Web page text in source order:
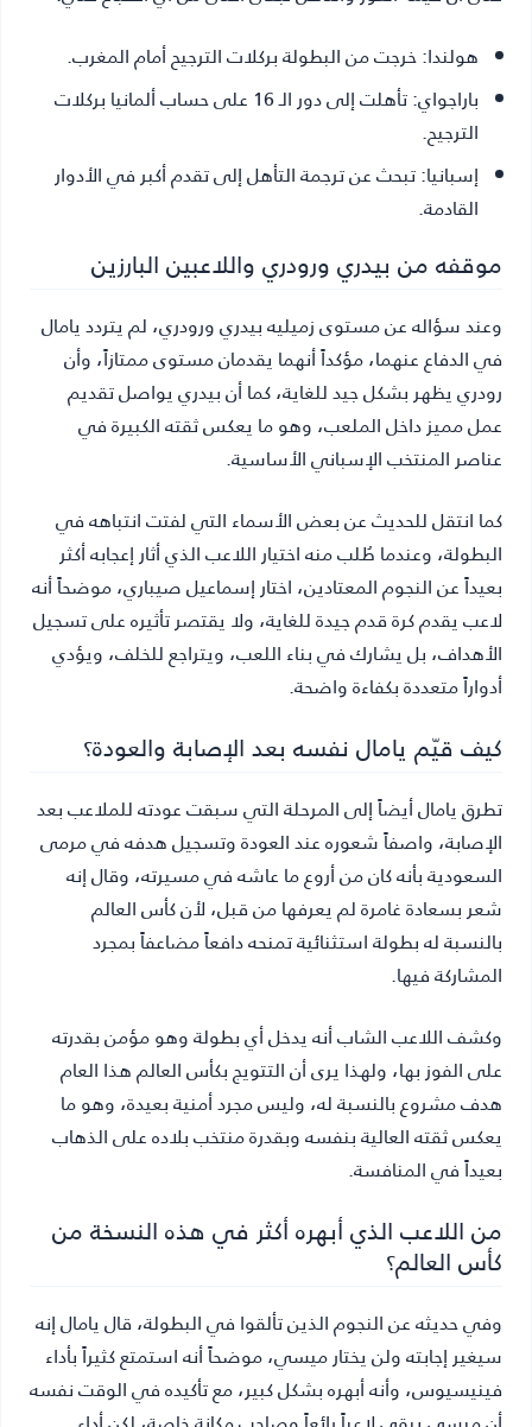
هولندا:خرجت من البطولة بركلات الترجيح أمام المغرب.
باراجواي:
تأهلت إلى دور الـ 16 على حساب ألمانيا بركلات
الترجيح.
إسبانيا:تبحث عن ترجمة التأهل إلى تقدم أكبر في الأدوار
القادمة.
موقفه من بيدري ورودري واللاعبين البارزين
وعند سؤاله عن مستوى زميليه بيدري ورودري، لم يتردد يامال
في الدفاع عنهما، مؤكداً أنهما يقدمان مستوى ممتازاً، وأن
رودري يظهر بشكل جيد للغاية، كما أن بيدري يواصل تقديم
عمل مميز داخل الملعب، وهو ما يعكس ثقته الكبيرة في
عناصر المنتخب الإسباني الأساسية.
كما انتقل للحديث عن بعض الأسماء التي لفتت انتباهه في
البطولة، وعندما طُلب منه اختيار اللاعب الذي أثار إعجابه أكثر
بعيداً عن النجوم المعتادين، اختار إسماعيل صيباري، موضحاً أنه
لاعب يقدم كرة قدم جيدة للغاية، ولا يقتصر تأثيره على تسجيل
الأهداف، بل يشارك في بناء اللعب، ويتراجع للخلف، ويؤدي
أدواراً متعددة بكفاءة واضحة.
كيف قيّم يامال نفسه بعد الإصابة والعودة؟
تطرق يامال أيضاً إلى المرحلة التي سبقت عودته للملاعب بعد
الإصابة، واصفاً شعوره عند العودة وتسجيل هدفه في مرمى
السعودية بأنه كان من أروع ما عاشه في مسيرته، وقال إنه
شعر بسعادة غامرة لم يعرفها من قبل، لأن كأس العالم
بالنسبة له بطولة استثنائية تمنحه دافعاً مضاعفاً بمجرد
المشاركة فيها.
وكشف اللاعب الشاب أنه يدخل أي بطولة وهو مؤمن بقدرته
على الفوز بها، ولهذا يرى أن التتويج بكأس العالم هذا العام
هدف مشروع بالنسبة له، وليس مجرد أمنية بعيدة، وهو ما
يعكس ثقته العالية بنفسه وبقدرة منتخب بلاده على الذهاب
بعيداً في المنافسة.
من اللاعب الذي أبهره أكثر في هذه النسخة من
كأس العالم؟
وفي حديثه عن النجوم الذين تألقوا في البطولة، قال يامال إنه
سيغير إجابته ولن يختار ميسي، موضحاً أنه استمتع كثيراً بأداء
فينيسيوس، وأنه أبهره بشكل كبير، مع تأكيده في الوقت نفسه